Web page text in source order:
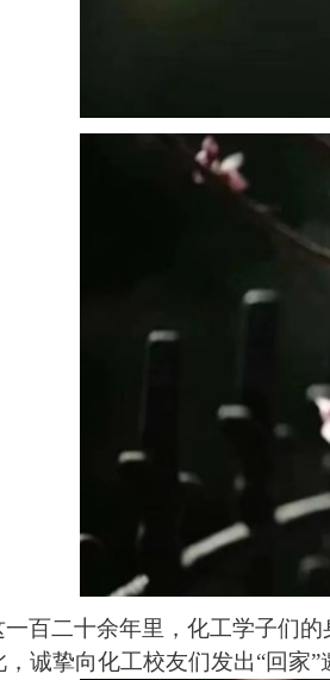
一百二十余年里，化工学子们
诚挚向化工校友们发出“回家